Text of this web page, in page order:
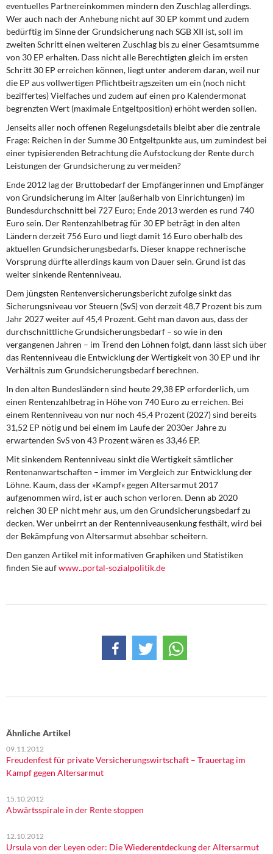
eventuelles Partnereinkommen mindern den Zuschlag allerdings.
Wer auch nach der Anhebung nicht auf 30 EP kommt und zudem
bedürftig im Sinne der Grundsicherung nach SGB XII ist, soll im
zweiten Schritt einen weiteren Zuschlag bis zu einer Gesamtsumme
von 30 EP erhalten. Dass nicht alle Berechtigten gleich im ersten
Schritt 30 EP erreichen können, liegt unter anderem daran, weil nur
die EP aus vollwertigen Pflichtbeitragszeiten um ein (noch nicht
beziffertes) Vielfaches und zudem auf einen pro Kalendermonat
begrenzten Wert (maximale Entgeltposition) erhöht werden sollen.
Jenseits aller noch offenen Regelungsdetails bleibt aber die zentrale
Frage: Reichen in der Summe 30 Entgeltpunkte aus, um zumindest bei
einer typisierenden Betrachtung die Aufstockung der Rente durch
Leistungen der Grundsicherung zu vermeiden?
Ende 2012 lag der Bruttobedarf der Empfängerinnen und Empfänger
von Grundsicherung im Alter (außerhalb von Einrichtungen) im
Bundesdurchschnitt bei 727 Euro; Ende 2013 werden es rund 740
Euro sein. Der Rentenzahlbetrag für 30 EP beträgt in den alten
Ländern derzeit 756 Euro und liegt damit 16 Euro oberhalb des
aktuellen Grundsicherungsbedarfs. Dieser knappe rechnerische
Vorsprung dürfte allerdings kaum von Dauer sein. Grund ist das
weiter sinkende Rentenniveau.
Dem jüngsten Rentenversicherungsbericht zufolge sinkt das
Sicherungsniveau vor Steuern (SvS) von derzeit 48,7 Prozent bis zum
Jahr 2027 weiter auf 45,4 Prozent. Geht man davon aus, dass der
durchschnittliche Grundsicherungsbedarf – so wie in den
vergangenen Jahren – im Trend den Löhnen folgt, dann lässt sich über
das Rentenniveau die Entwicklung der Wertigkeit von 30 EP und ihr
Verhältnis zum Grundsicherungsbedarf berechnen.
In den alten Bundesländern sind heute 29,38 EP erforderlich, um
einen Rentenzahlbetrag in Höhe von 740 Euro zu erreichen. Bei
einem Rentenniveau von nur noch 45,4 Prozent (2027) sind bereits
31,52 EP nötig und bei einem im Laufe der 2030er Jahre zu
erwartenden SvS von 43 Prozent wären es 33,46 EP.
Mit sinkendem Rentenniveau sinkt die Wertigkeit sämtlicher
Rentenanwartschaften – immer im Vergleich zur Entwicklung der
Löhne. Kaum, dass der »Kampf« gegen Altersarmut 2017
aufgenommen wird, ist er auch schon verloren. Denn ab 2020
reichen 30 EP nicht mehr aus, um den Grundsicherungsbedarf zu
decken. Wer unbeirrt an der Rentenniveausenkung festhält, wird bei
der Bekämpfung von Altersarmut absehbar scheitern.
Den ganzen Artikel mit informativen Graphiken und Statistiken
finden Sie aufwww..portal-sozialpolitik.de
Ähnliche Artikel
09.11.2012
Freudenfest für private Versicherungswirtschaft – Trauertag im
Kampf gegen Altersarmut
15.10.2012
Abwärtsspirale in der Rente stoppen
12.10.2012
Ursula von der Leyen oder: Die Wiederentdeckung der Altersarmut